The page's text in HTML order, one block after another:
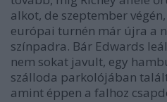
alkot, de szeptember
európai turnén már újra a
színpadra. Bár Edwards
nem sokat javult, egy
szálloda parkolójában
amint éppen a falhoz